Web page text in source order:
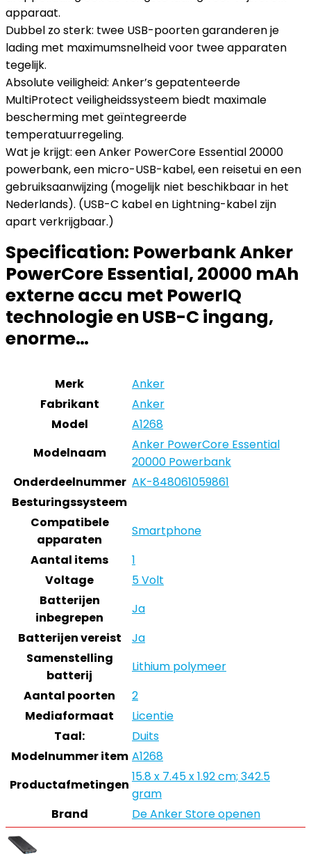
apparaat.
Dubbel zo sterk: twee USB-poorten garanderen je
lading met maximumsnelheid voor twee apparaten
tegelijk.
Absolute veiligheid: Anker’s gepatenteerde
MultiProtect veiligheidssysteem biedt maximale
bescherming met geïntegreerde
temperatuurregeling.
Wat je krijgt: een Anker PowerCore Essential 20000
powerbank, een micro-USB-kabel, een reisetui en een
gebruiksaanwijzing (mogelijk niet beschikbaar in het
Nederlands). (USB-C kabel en Lightning-kabel zijn
apart verkrijgbaar.)
Specification: Powerbank Anker
PowerCore Essential, 20000 mAh
externe accu met PowerIQ
technologie en USB-C ingang,
enorme…
Merk
‎Anker
Fabrikant
‎Anker
Model
‎A1268
Modelnaam
‎Anker PowerCore Essential
20000 Powerbank
Onderdeelnummer ‎AK-848061059861
Besturingssysteem
Compatibele
apparaten
‎Smartphone
Aantal items
‎1
Voltage
‎5 Volt
Batterijen
inbegrepen
‎Ja
Batterijen vereist
‎Ja
Samenstelling
batterij
‎Lithium polymeer
Aantal poorten
‎2
Mediaformaat
‎Licentie
Taal:
‎Duits
Modelnummer item ‎A1268
Productafmetingen
‎15.8 x 7.45 x 1.92 cm; 342.5
gram
Brand
De Anker Store openen